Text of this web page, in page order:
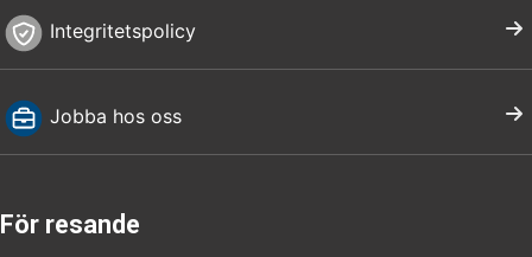
Integritetspolicy
Jobba hos oss
För resande